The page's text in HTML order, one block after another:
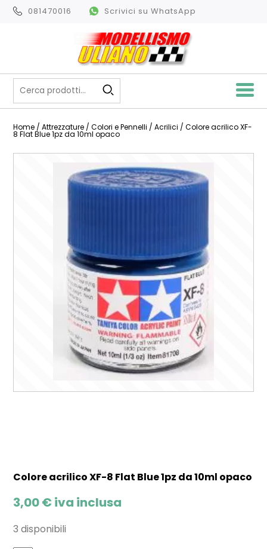
081470016 Scrivici su WhatsApp
Home /Attrezzature /Colori e Pennelli /Acrilici / Colore acrilico XF-
8 Flat Blue 1pz da 10ml opaco
Colore acrilico XF-8 Flat Blue 1pz da 10ml opaco
3,00€ iva inclusa
3 disponibili